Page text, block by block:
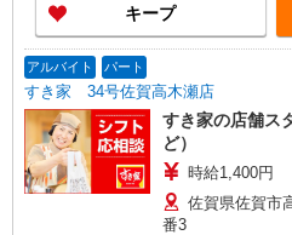
キープ
アルバイト パート
すき家 34号佐賀高木瀬店
すき家の店舗ス
ど）
時給1,400円
佐賀県佐賀市
番3